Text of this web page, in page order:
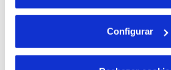
Configurar